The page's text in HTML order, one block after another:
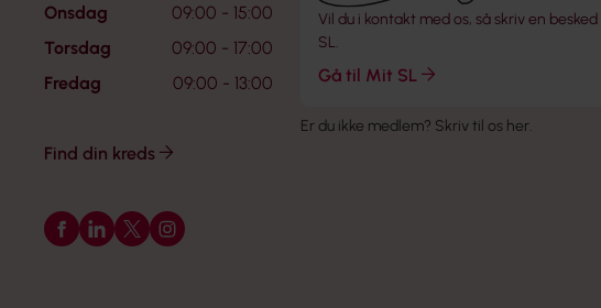
Onsdag
09:00 - 15:00
Torsdag
09:00 - 17:00
Fredag
09:00 - 13:00
Find din kreds
Følg os på Facebook
Følg os på LinkedIn
Følg os på X
Følg os på Instagram
Vil du i kontakt med os, så skriv en
SL.
Gå til Mit SL
Er du ikke medlem? Skriv til os her.